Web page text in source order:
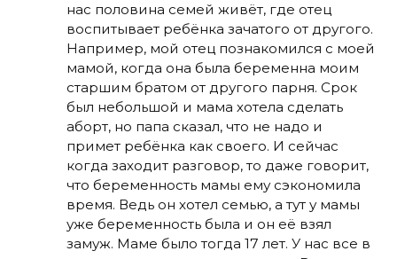
нас половина семей живёт, где отец
воспитывает ребёнка зачатого от другого.
Например, мой отец познакомился с моей
мамой, когда она была беременна моим
старшим братом от другого парня. Срок
был небольшой и мама хотела сделать
аборт, но папа сказал, что не надо и
примет ребёнка как своего. И сейчас
когда заходит разговор, то даже говорит,
что беременность мамы ему сэкономила
время. Ведь он хотел семью, а тут у мамы
уже беременность была и он её взял
замуж. Маме было тогда 17 лет. У нас все в